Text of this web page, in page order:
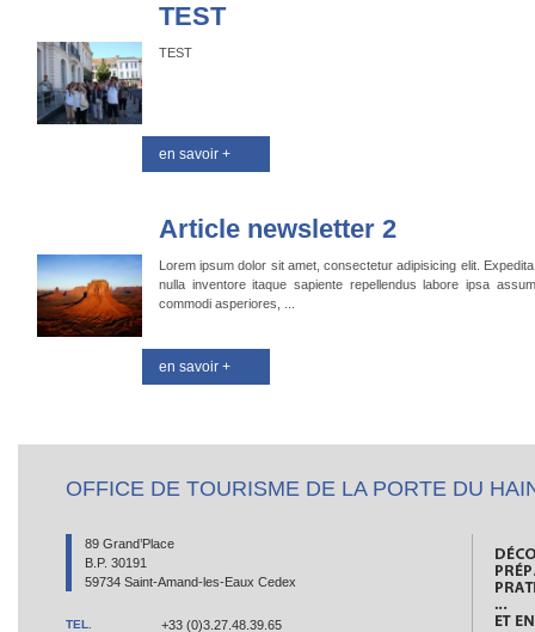
TEST
TEST
en savoir +
Article newsletter 2
Lorem ipsum dolor sit amet, consectetur adipisicing elit.
nulla inventore itaque sapiente repellendus labore ipsa
commodi asperiores, ...
en savoir +
OFFICE DE TOURISME DE LA PORTE DU
89 Grand’Place
B.P. 30191
59734 Saint-Amand-les-Eaux Cedex
TEL. +33 (0)3.27.48.39.65